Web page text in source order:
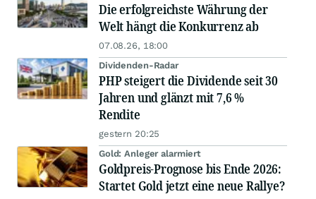
Die erfolgreichste Währung der
Welt hängt die Konkurrenz ab
07.08.26, 18:00
Dividenden-Radar
PHP steigert die Dividende seit 30
Jahren und glänzt mit 7,6 %
Rendite
gestern 20:25
Gold: Anleger alarmiert
Goldpreis-Prognose bis Ende 2026:
Startet Gold jetzt eine neue Rallye?